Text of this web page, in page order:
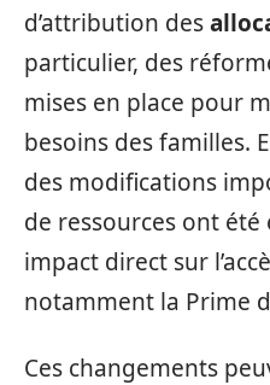
d’attribution des
particulier, des
mises en place pour
besoins des familles.
des modifications
de ressources ont été
impact direct sur
notamment la Prime
Ces changements